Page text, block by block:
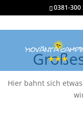
0381-300
Hier bahnt sich